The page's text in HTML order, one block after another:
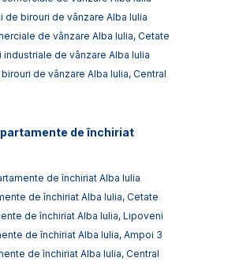
de birouri de vânzare Alba Iulia
de vânzare Alba Iulia, Cetate
industriale de vânzare Alba Iulia
de vânzare Alba Iulia, Central
de închiriat
de închiriat Alba Iulia
de închiriat Alba Iulia, Cetate
de închiriat Alba Iulia, Lipoveni
de închiriat Alba Iulia, Ampoi 3
de închiriat Alba Iulia, Central